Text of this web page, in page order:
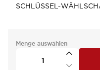
SCHLÜSSEL-
Menge auswählen